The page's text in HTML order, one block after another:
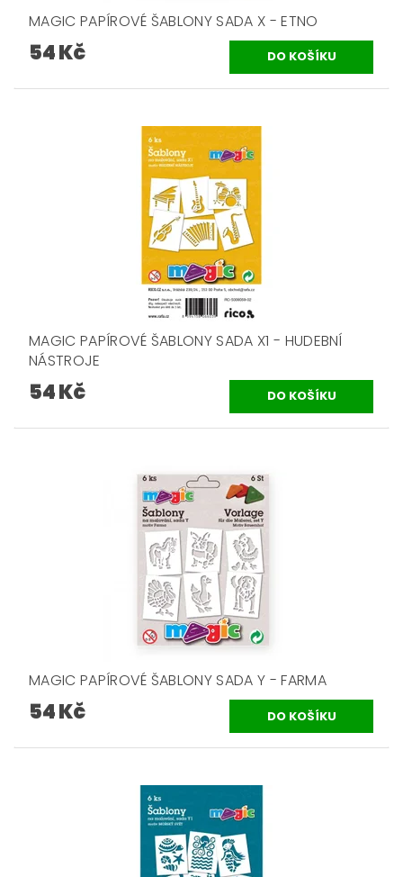
MAGIC PAPÍROVÉ ŠABLONY SADA X - ETNO
54 Kč
MAGIC PAPÍROVÉ ŠABLONY SADA X1 - HUDEBNÍ
NÁSTROJE
54 Kč
MAGIC PAPÍROVÉ ŠABLONY SADA Y - FARMA
54 Kč